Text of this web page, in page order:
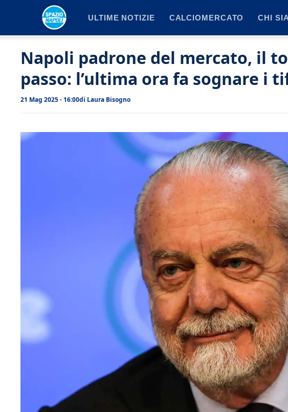
ULTIME NOTIZIE CALCIOMERCATO CHI
Napoli padrone del mercato, il
passo: l’ultima ora fa sognare i
21 Mag 2025 - 16:00di Laura Bisogno